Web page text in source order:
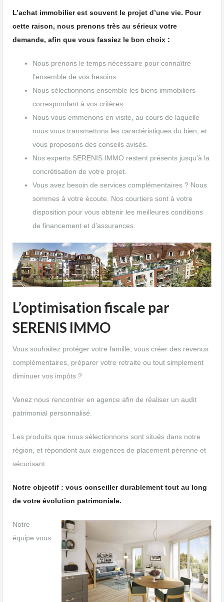
L’achat immobilier est souvent le projet d’une vie. Pour
cette raison, nous prenons très au sérieux votre
demande, afin que vous fassiez le bon choix :
Nous prenons le temps nécessaire pour connaître
l’ensemble de vos besoins.
Nous sélectionnons ensemble les biens immobiliers
correspondant à vos critères.
Nous vous emmenons en visite, au cours de laquelle
nous vous transmettons les caractéristiques du bien, et
vous proposons des conseils avisés.
Nos experts SERENIS IMMO restent présents jusqu’à la
concrétisation de votre projet.
Vous avez besoin de services complémentaires ? Nous
sommes à votre écoute. Nos courtiers sont à votre
disposition pour vous obtenir les meilleures conditions
de financement et d’assurances.
L’optimisation fiscale par
SERENIS IMMO
Vous souhaitez protéger votre famille, vous créer des revenus
complémentaires, préparer votre retraite ou tout simplement
diminuer vos impôts ?
Venez nous rencontrer en agence afin de réaliser un audit
patrimonial personnalisé.
Les produits que nous sélectionnons sont situés dans notre
région, et répondent aux exigences de placement pérenne et
sécurisant.
Notre objectif : vous conseiller durablement tout au long
de votre évolution patrimoniale.
Notre
équipe vous